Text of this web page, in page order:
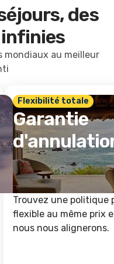
des
mondiaux au meilleur
Flexibilité totale
Garantie
Trouvez une politique
flexible au même prix
nous nous alignerons.